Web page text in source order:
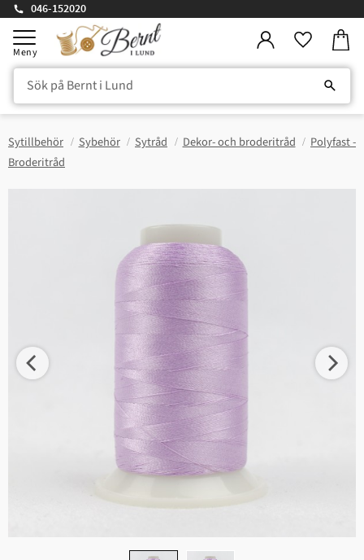
Meny
046-152020
Sytillbehör Sybehör Sytråd Dekor- och broderitråd
Polyfast -
Broderitråd